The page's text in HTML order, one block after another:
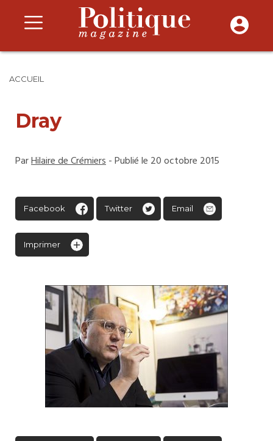
ACCUEIL
Dray
ParHilaire de Crémiers- Publié le 20 octobre 2015
Facebook Twitter Email
Imprimer